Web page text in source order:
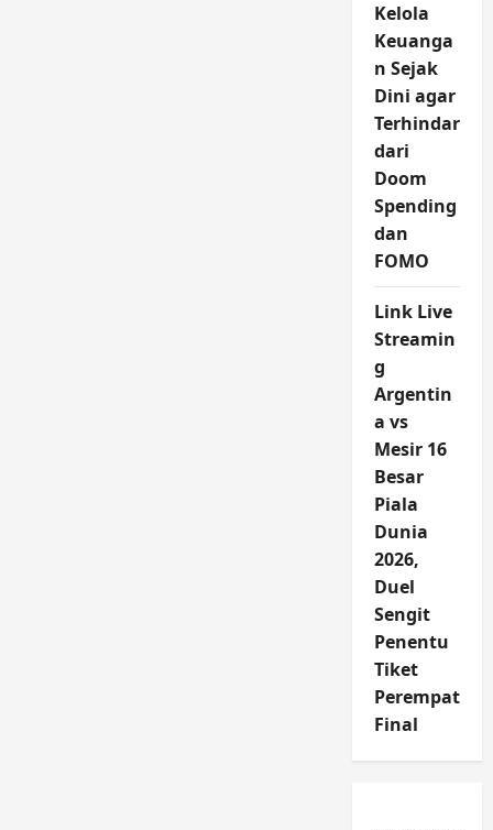
Kelola
Keuanga
n Sejak
Dini agar
Terhindar
dari
Doom
Spending
dan
FOMO
Link Live
Streamin
g
Argentin
a vs
Mesir 16
Besar
Piala
Dunia
2026,
Duel
Sengit
Penentu
Tiket
Perempat
Final